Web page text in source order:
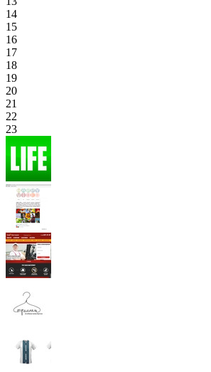
14
15
16
17
18
19
20
21
22
23